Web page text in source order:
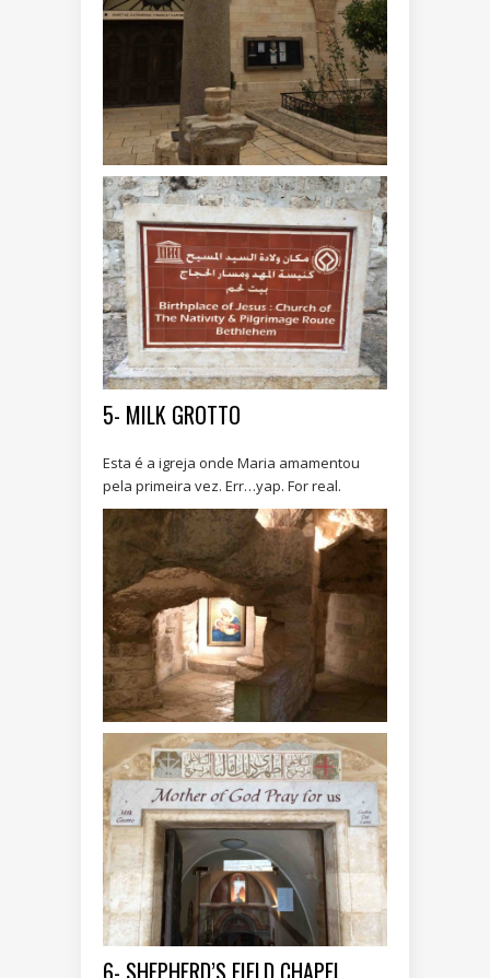
5- MILK GROTTO
Esta é a igreja onde Maria amamentou
pela primeira vez. Err…yap. For real.
6- SHEPHERD’S FIELD CHAPEL